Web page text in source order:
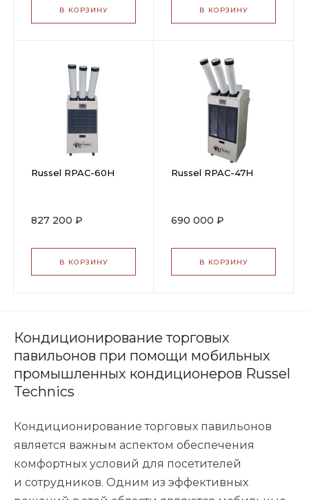
В КОРЗИНУ В КОРЗИНУ
Russel RPAC-60H
827 200 ₽
В КОРЗИНУ
Russel RPAC-47H
690 000 ₽
В КОРЗИНУ
Кондиционирование торговых
павильонов при помощи мобильных
промышленных кондиционеров Russel
Technics
Кондиционирование торговых павильонов
является важным аспектом обеспечения
комфортных условий для посетителей
и сотрудников. Одним из эффективных